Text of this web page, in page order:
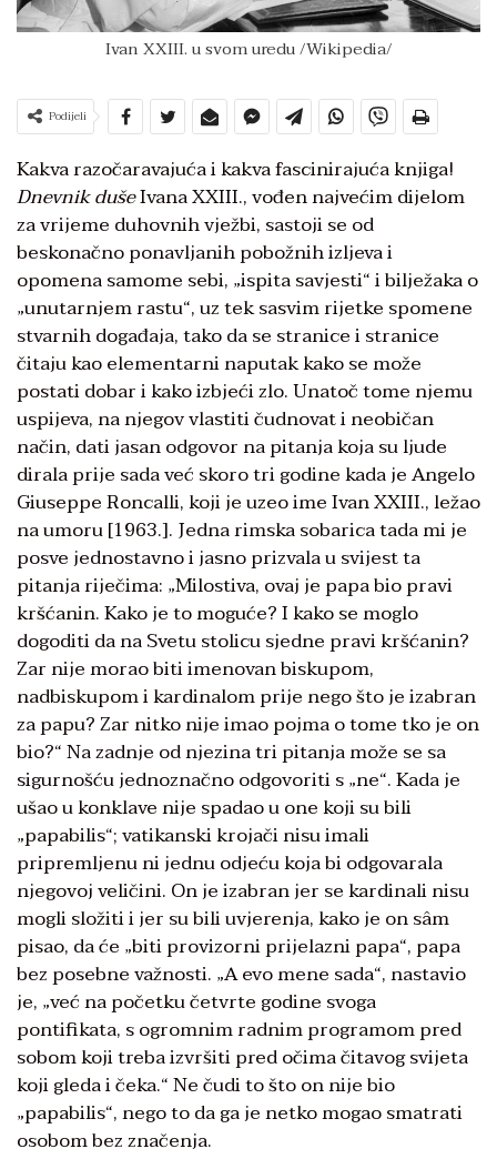
Ivan XXIII. u svom uredu /Wikipedia/
Podijeli
Kakva razočaravajuća i kakva fascinirajuća knjiga!
Dnevnik dušeIvana XXIII., vođen najvećim dijelom
za vrijeme duhovnih vježbi, sastoji se od
beskonačno ponavljanih pobožnih izljeva i
opomena samome sebi, „ispita savjesti“ i bilježaka o
„unutarnjem rastu“, uz tek sasvim rijetke spomene
stvarnih događaja, tako da se stranice i stranice
čitaju kao elementarni naputak kako se može
postati dobar i kako izbjeći zlo. Unatoč tome njemu
uspijeva, na njegov vlastiti čudnovat i neobičan
način, dati jasan odgovor na pitanja koja su ljude
dirala prije sada već skoro tri godine kada je Angelo
Giuseppe Roncalli, koji je uzeo ime Ivan XXIII., ležao
na umoru [1963.]. Jedna rimska sobarica tada mi je
posve jednostavno i jasno prizvala u svijest ta
pitanja riječima: „Milostiva, ovaj je papa bio pravi
kršćanin. Kako je to moguće? I kako se moglo
dogoditi da na Svetu stolicu sjedne pravi kršćanin?
Zar nije morao biti imenovan biskupom,
nadbiskupom i kardinalom prije nego što je izabran
za papu? Zar nitko nije imao pojma o tome tko je on
bio?“ Na zadnje od njezina tri pitanja može se sa
sigurnošću jednoznačno odgovoriti s „ne“. Kada je
ušao u konklave nije spadao u one koji su bili
„papabilis“; vatikanski krojači nisu imali
pripremljenu ni jednu odjeću koja bi odgovarala
njegovoj veličini. On je izabran jer se kardinali nisu
mogli složiti i jer su bili uvjerenja, kako je on sâm
pisao, da će „biti provizorni prijelazni papa“, papa
bez posebne važnosti. „A evo mene sada“, nastavio
je, „već na početku četvrte godine svoga
pontifikata, s ogromnim radnim programom pred
sobom koji treba izvršiti pred očima čitavog svijeta
koji gleda i čeka.“ Ne čudi to što on nije bio
„papabilis“, nego to da ga je netko mogao smatrati
osobom bez značenja.